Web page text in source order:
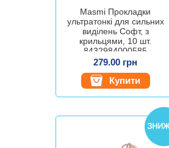
Masmi Прокладки
ультратонкі для сильних
виділень Софт, з
крильцями, 10 шт.
8432984000585
279.00 грн
Купити